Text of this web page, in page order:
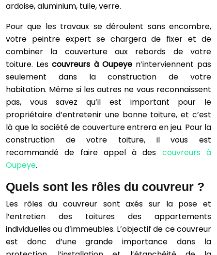
ardoise, aluminium, tuile, verre.
Pour que les travaux se déroulent sans encombre,
votre peintre expert se chargera de fixer et de
combiner la couverture aux rebords de votre
toiture. Lescouvreurs à Oupeyen’interviennent pas
seulement dans la construction de votre
habitation. Même si les autres ne vous reconnaissent
pas, vous savez qu’il est important pour le
propriétaire d’entretenir une bonne toiture, et c’est
là que la société de couverture entrera en jeu. Pour la
construction de votre toiture, il vous est
recommandé de faire appel à des couvreurs à
Oupeye.
Quels sont les rôles du couvreur ?
Les rôles du couvreur sont axés sur la pose et
l’entretien des toitures des appartements
individuelles ou d’immeubles. L’objectif de ce couvreur
est donc d’une grande importance dans la